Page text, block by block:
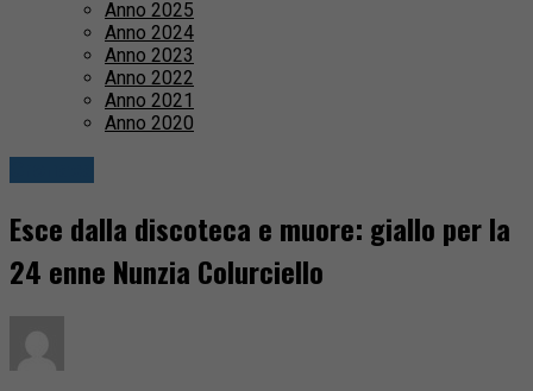
Anno 2025
Anno 2024
Anno 2023
Anno 2022
Anno 2021
Anno 2020
Esce dalla discoteca e muore: giallo per la
24 enne Nunzia Colurciello